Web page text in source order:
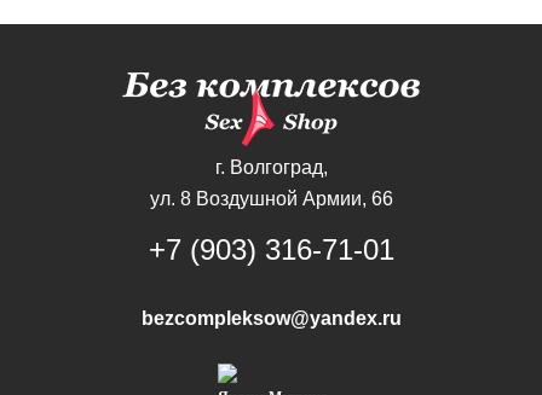
г. Волгоград,
ул. 8 Воздушной Армии, 66
+7 (903) 316-71-01
bezcompleksow@yandex.ru